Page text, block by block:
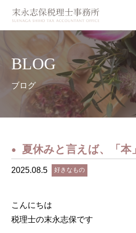
BLOG
ブログ
夏休みと言えば、「本
2025.08.5 好きなもの
こんにちは
税理士の末永志保です